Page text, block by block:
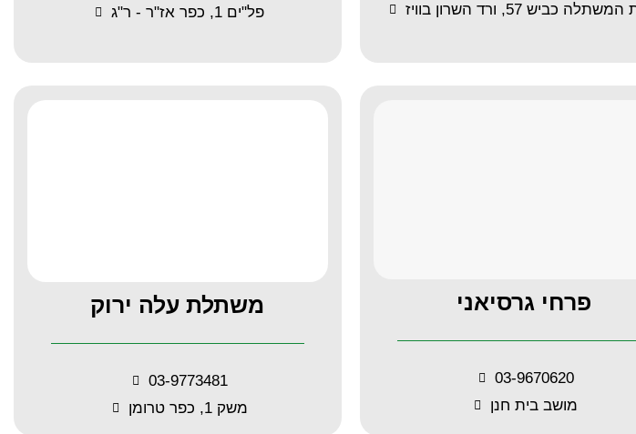
פל"ים 1, כפר אז"ר - ר"ג
כביש 57, ורד השרון בוויז
משתלת עלה ירוק
03-9773481
משק 1, כפר טרומן
פרחי גרסיאני
03-9670620
מושב בית חנן